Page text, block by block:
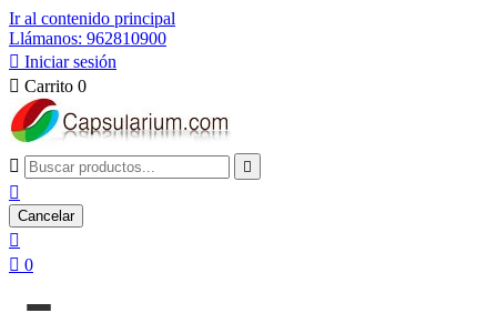
Ir al contenido principal
Llámanos: 962810900
 Iniciar sesión
 Carrito 0
 

Cancelar

 0